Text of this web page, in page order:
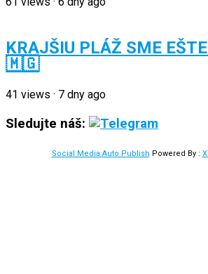
KRAJŠIU PLÁŽ SME
🇲🇬
41 views · 7 dny ago
Sledujte náš:
Social Media Auto Publish Powered By :